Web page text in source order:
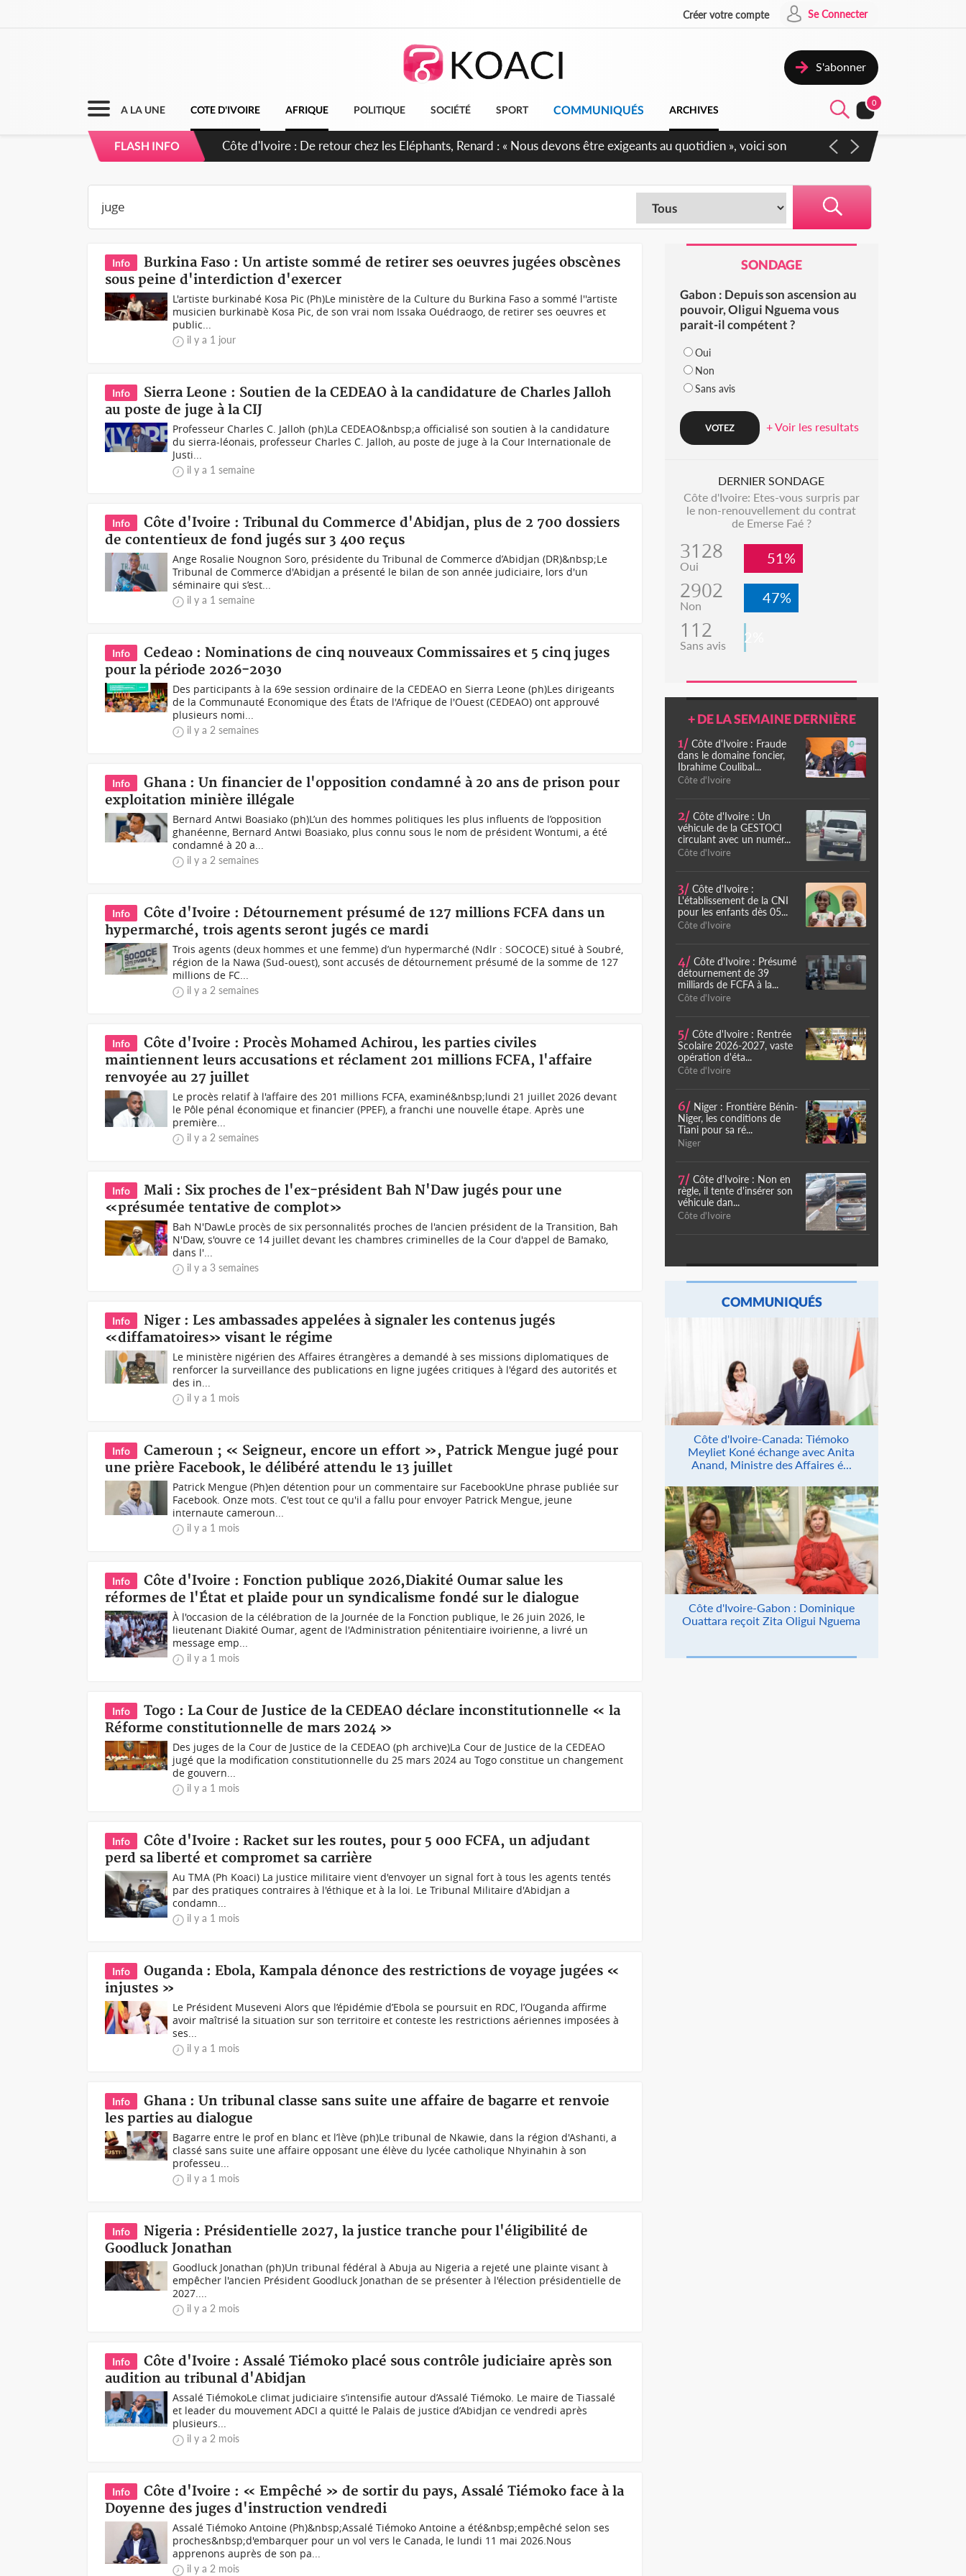
Créer votre compte Se Connecter
S'abonner
A LA UNE COTE D'IVOIRE AFRIQUE POLITIQUE SOCIÉTÉ SPORT COMMUNIQUÉS ARCHIVES
0
FLASH INFO
Côte d'Ivoire : De retour chez les Eléphants, Renard : « Nous devons être exigeants au quotidien », voici son
Info
Burkina Faso : Un artiste sommé de retirer ses oeuvres jugées obscènes
sous peine d'interdiction d'exercer
L'artiste burkinabé Kosa Pic (Ph)Le ministère de la Culture du Burkina Faso a sommé l''artiste
musicien burkinabè Kosa Pic, de son vrai nom Issaka Ouédraogo, de retirer ses oeuvres et
public...
il y a 1 jour
Info
Sierra Leone : Soutien de la CEDEAO à la candidature de Charles Jalloh
au poste de juge à la CIJ
Professeur Charles C. Jalloh (ph)La CEDEAO&nbsp;a officialisé son soutien à la candidature
du sierra-léonais, professeur Charles C. Jalloh, au poste de juge à la Cour Internationale de
Justi...
il y a 1 semaine
Info
Côte d'Ivoire : Tribunal du Commerce d'Abidjan, plus de 2 700 dossiers
de contentieux de fond jugés sur 3 400 reçus
Ange Rosalie Nougnon Soro, présidente du Tribunal de Commerce d’Abidjan (DR)&nbsp;Le
Tribunal de Commerce d'Abidjan a présenté le bilan de son année judiciaire, lors d'un
séminaire qui s’est...
il y a 1 semaine
Info
Cedeao : Nominations de cinq nouveaux Commissaires et 5 cinq juges
pour la période 2026-2030
Des participants à la 69e session ordinaire de la CEDEAO en Sierra Leone (ph)Les dirigeants
de la Communauté Economique des États de l'Afrique de l'Ouest (CEDEAO) ont approuvé
plusieurs nomi...
il y a 2 semaines
Info
Ghana : Un financier de l'opposition condamné à 20 ans de prison pour
exploitation minière illégale
Bernard Antwi Boasiako (ph)L’un des hommes politiques les plus influents de l’opposition
ghanéenne, Bernard Antwi Boasiako, plus connu sous le nom de président Wontumi, a été
condamné à 20 a...
il y a 2 semaines
Info
Côte d'Ivoire : Détournement présumé de 127 millions FCFA dans un
hypermarché, trois agents seront jugés ce mardi
Trois agents (deux hommes et une femme) d’un hypermarché (Ndlr : SOCOCE) situé à Soubré,
région de la Nawa (Sud-ouest), sont accusés de détournement présumé de la somme de 127
millions de FC...
il y a 2 semaines
Info
Côte d'Ivoire : Procès Mohamed Achirou, les parties civiles
maintiennent leurs accusations et réclament 201 millions FCFA, l'affaire
renvoyée au 27 juillet
Le procès relatif à l'affaire des 201 millions FCFA, examiné&nbsp;lundi 21 juillet 2026 devant
le Pôle pénal économique et financier (PPEF), a franchi une nouvelle étape. Après une
première...
il y a 2 semaines
Info
Mali : Six proches de l'ex-président Bah N'Daw jugés pour une
«présumée tentative de complot»
Bah N'DawLe procès de six personnalités proches de l'ancien président de la Transition, Bah
N'Daw, s'ouvre ce 14 juillet devant les chambres criminelles de la Cour d'appel de Bamako,
dans l'...
il y a 3 semaines
Info
Niger : Les ambassades appelées à signaler les contenus jugés
«diffamatoires» visant le régime
Le ministère nigérien des Affaires étrangères a demandé à ses missions diplomatiques de
renforcer la surveillance des publications en ligne jugées critiques à l'égard des autorités et
des in...
il y a 1 mois
Info
Cameroun ; « Seigneur, encore un effort », Patrick Mengue jugé pour
une prière Facebook, le délibéré attendu le 13 juillet
Patrick Mengue (Ph)en détention pour un commentaire sur FacebookUne phrase publiée sur
Facebook. Onze mots. C'est tout ce qu'il a fallu pour envoyer Patrick Mengue, jeune
internaute cameroun...
il y a 1 mois
Info
Côte d'Ivoire : Fonction publique 2026,Diakité Oumar salue les
réformes de l'État et plaide pour un syndicalisme fondé sur le dialogue
À l'occasion de la célébration de la Journée de la Fonction publique, le 26 juin 2026, le
lieutenant Diakité Oumar, agent de l'Administration pénitentiaire ivoirienne, a livré un
message emp...
il y a 1 mois
Info
Togo : La Cour de Justice de la CEDEAO déclare inconstitutionnelle « la
Réforme constitutionnelle de mars 2024 »
Des juges de la Cour de Justice de la CEDEAO (ph archive)La Cour de Justice de la CEDEAO
jugé que la modification constitutionnelle du 25 mars 2024 au Togo constitue un changement
de gouvern...
il y a 1 mois
Info
Côte d'Ivoire : Racket sur les routes, pour 5 000 FCFA, un adjudant
perd sa liberté et compromet sa carrière
Au TMA (Ph Koaci) La justice militaire vient d'envoyer un signal fort à tous les agents tentés
par des pratiques contraires à l'éthique et à la loi. Le Tribunal Militaire d'Abidjan a
condamn...
il y a 1 mois
Info
Ouganda : Ebola, Kampala dénonce des restrictions de voyage jugées «
injustes »
Le Président Museveni Alors que l’épidémie d’Ebola se poursuit en RDC, l’Ouganda affirme
avoir maîtrisé la situation sur son territoire et conteste les restrictions aériennes imposées à
ses...
il y a 1 mois
Info
Ghana : Un tribunal classe sans suite une affaire de bagarre et renvoie
les parties au dialogue
Bagarre entre le prof en blanc et l’lève (ph)Le tribunal de Nkawie, dans la région d'Ashanti, a
classé sans suite une affaire opposant une élève du lycée catholique Nhyinahin à son
professeu...
il y a 1 mois
Info
Nigeria : Présidentielle 2027, la justice tranche pour l'éligibilité de
Goodluck Jonathan
Goodluck Jonathan (ph)Un tribunal fédéral à Abuja au Nigeria a rejeté une plainte visant à
empêcher l'ancien Président Goodluck Jonathan de se présenter à l'élection présidentielle de
2027....
il y a 2 mois
Info
Côte d'Ivoire : Assalé Tiémoko placé sous contrôle judiciaire après son
audition au tribunal d'Abidjan
Assalé TiémokoLe climat judiciaire s’intensifie autour d’Assalé Tiémoko. Le maire de Tiassalé
et leader du mouvement ADCI a quitté le Palais de justice d’Abidjan ce vendredi après
plusieurs...
il y a 2 mois
Info
Côte d'Ivoire : « Empêché » de sortir du pays, Assalé Tiémoko face à la
Doyenne des juges d'instruction vendredi
Assalé Tiémoko Antoine (Ph)&nbsp;Assalé Tiémoko Antoine a été&nbsp;empêché selon ses
proches&nbsp;d'embarquer pour un vol vers le Canada, le lundi 11 mai 2026.Nous
apprenons auprès de son pa...
il y a 2 mois
SONDAGE
Gabon : Depuis son ascension au
pouvoir, Oligui Nguema vous
parait-il compétent ?
Oui
Non
Sans avis
+ Voir les resultats
DERNIER SONDAGE
Côte d'Ivoire: Etes-vous surpris par
le non-renouvellement du contrat
de Emerse Faé ?
3128
Oui 51%
2902
Non 47%
112
Sans avis 2%
+ DE LA SEMAINE DERNIÈRE
1/ Côte d'Ivoire : Fraude
dans le domaine foncier,
Ibrahime Coulibal...
Côte d'Ivoire
2/ Côte d'Ivoire : Un
véhicule de la GESTOCI
circulant avec un numér...
Côte d'Ivoire
3/ Côte d'Ivoire :
L'établissement de la CNI
pour les enfants dès 05...
Côte d'Ivoire
4/ Côte d'Ivoire : Présumé
détournement de 39
milliards de FCFA à la...
Côte d'Ivoire
5/ Côte d'Ivoire : Rentrée
Scolaire 2026-2027, vaste
opération d'éta...
Côte d'Ivoire
6/ Niger : Frontière Bénin-
Niger, les conditions de
Tiani pour sa ré...
Niger
7/ Côte d'Ivoire : Non en
règle, il tente d'insérer son
véhicule dan...
Côte d'Ivoire
COMMUNIQUÉS
Côte d'Ivoire-Canada: Tiémoko
Meyliet Koné échange avec Anita
Anand, Ministre des Affaires é...
Côte d'Ivoire-Gabon : Dominique
Ouattara reçoit Zita Oligui Nguema